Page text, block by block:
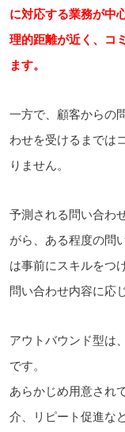
に対応する業務が中
理的距離が近く、コ
ます。
一方で、顧客からの
わせを受けるまでは
りません。
予測される問い合わ
がら、ある程度の問
は事前にスキルをつ
問い合わせ内容に応
アウトバウンド型は、
です。
あらかじめ用意され
介、リピート促進な